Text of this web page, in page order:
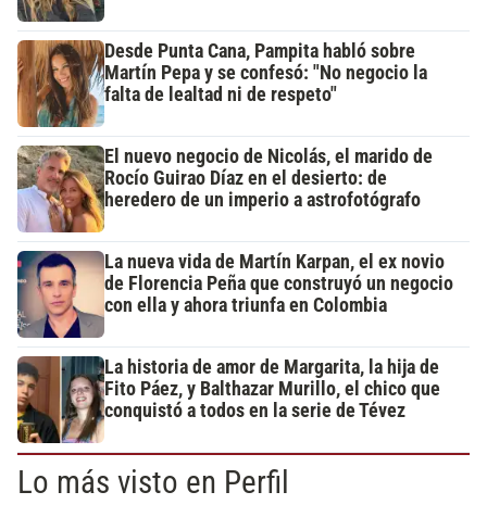
Desde Punta Cana, Pampita habló sobre
Martín Pepa y se confesó: "No negocio la
falta de lealtad ni de respeto"
El nuevo negocio de Nicolás, el marido de
Rocío Guirao Díaz en el desierto: de
heredero de un imperio a astrofotógrafo
La nueva vida de Martín Karpan, el ex novio
de Florencia Peña que construyó un negocio
con ella y ahora triunfa en Colombia
La historia de amor de Margarita, la hija de
Fito Páez, y Balthazar Murillo, el chico que
conquistó a todos en la serie de Tévez
Lo más visto en Perfil